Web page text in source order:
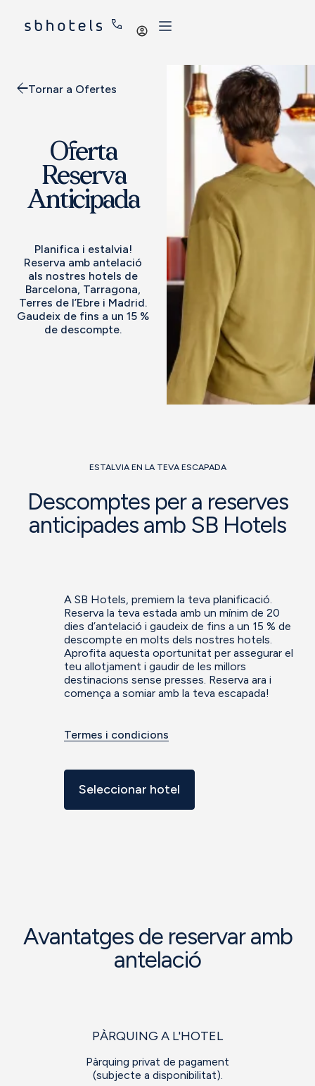
Iniciar
Tornar a Ofertes
Oferta
Reserva
Anticipada
Planifica i estalvia!
Reserva amb antelació
als nostres hotels de
Barcelona, Tarragona,
Terres de l’Ebre i Madrid.
Gaudeix de fins a un 15 %
de descompte.
ESTALVIA EN LA TEVA ESCAPADA
Descomptes per a reserves
anticipades amb SB Hotels
A SB Hotels, premiem la teva planificació.
Reserva la teva estada amb un mínim de 20
dies d’antelació i gaudeix de fins a un 15 % de
descompte en molts dels nostres hotels.
Aprofita aquesta oportunitat per assegurar el
teu allotjament i gaudir de les millors
destinacions sense presses. Reserva ara i
comença a somiar amb la teva escapada!
Termes i condicions
Seleccionar hotel
Avantatges de reservar amb
antelació
PÀRQUING A L'HOTEL
Pàrquing privat de pagament
(subjecte a disponibilitat).